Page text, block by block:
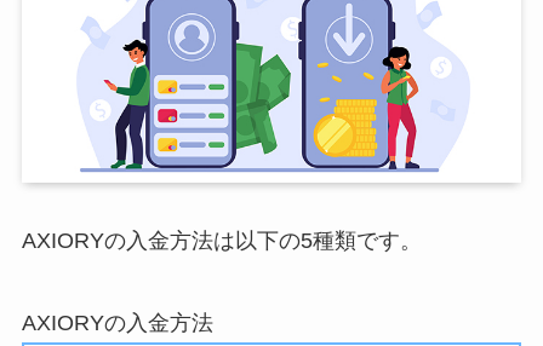
AXIORYの入金方法は以下の5種類です。
AXIORYの入金方法